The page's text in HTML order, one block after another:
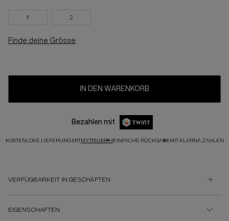
1 2
Finde deine Grösse
IN DEN WARENKORB
Bezahlen mit
KOSTENLOSE LIEFERUNG MITMYTRIUMPHEINFACHE RÜCKGABEMIT KLARNA ZAHLEN
VERFÜGBARKEIT IN GESCHÄFTEN
EIGENSCHAFTEN